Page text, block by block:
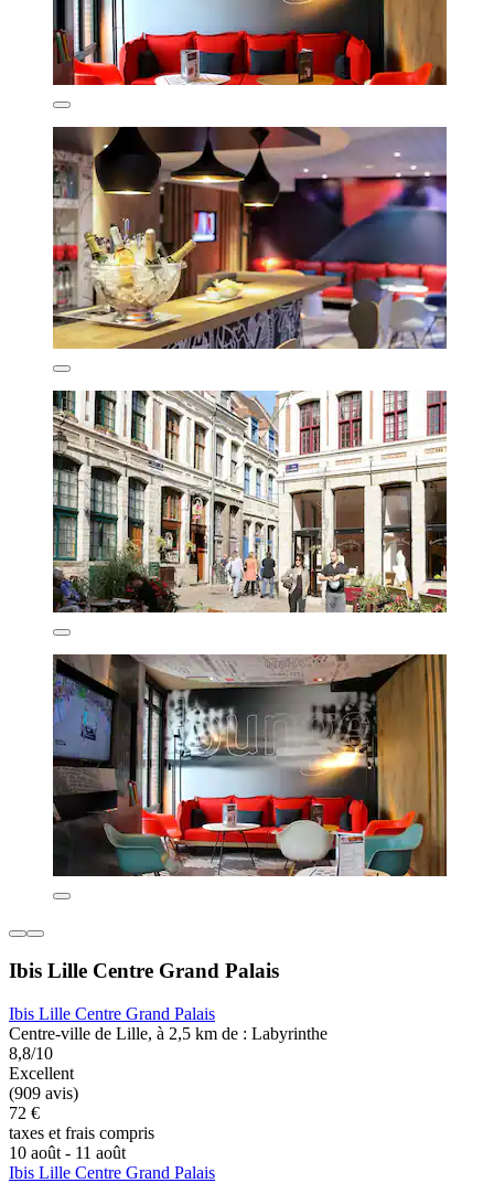
Ibis Lille Centre Grand Palais
Ibis Lille Centre Grand Palais
Centre-ville de Lille, à 2,5 km de : Labyrinthe
8,8/10
Excellent
(909 avis)
72 €
taxes et frais compris
10 août - 11 août
Ibis Lille Centre Grand Palais